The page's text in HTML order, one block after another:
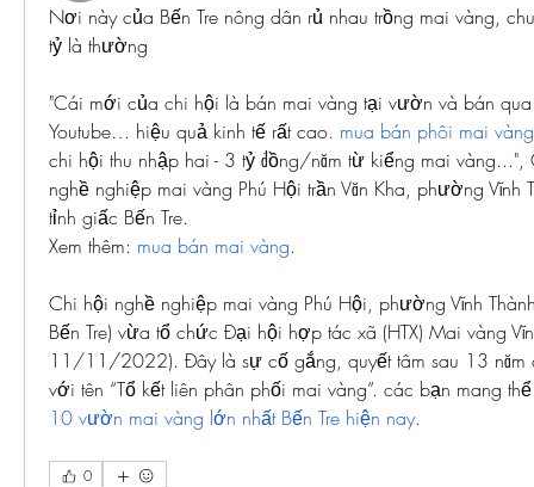
Nơi này của Bến Tre nông dân rủ nhau trồng mai vàng,
tỷ là thường
"Cái mới của chi hội là bán mai vàng tại vườn và bán
Youtube… hiệu quả kinh tế rất cao. mua bán phôi mai vàng
chi hội thu nhập hai - 3 tỷ đồng/năm từ kiểng mai
nghề nghiệp mai vàng Phú Hội trần Văn Kha, phường Vĩnh
tỉnh giấc Bến Tre.
Xem thêm: mua bán mai vàng.
Chi hội nghề nghiệp mai vàng Phú Hội, phường Vĩnh
Bến Tre) vừa tổ chức Đại hội hợp tác xã (HTX) Mai vàng
11/11/2022). Đây là sự cố gắng, quyết tâm sau 13 năm
với tên “Tổ kết liên phân phối mai vàng”. các bạn mang
10 vườn mai vàng lớn nhất Bến Tre hiện nay.
0